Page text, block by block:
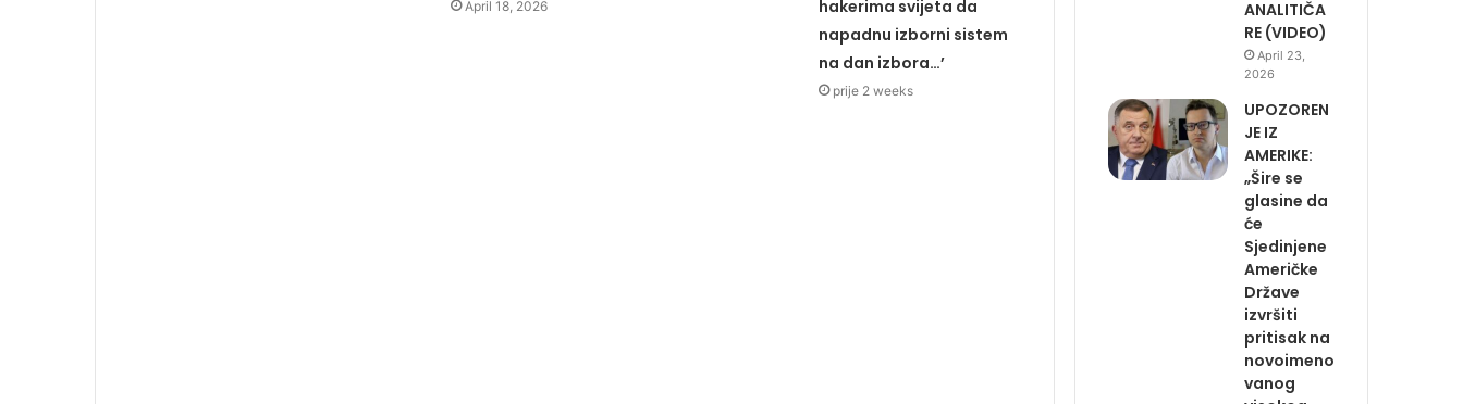
April 18, 2026
hakerima svijeta da
napadnu izborni sistem
na dan izbora…’
prije 2 weeks
ANALITIČA
RE (VIDEO)
April 23,
2026
UPOZOREN
JE IZ
AMERIKE:
„Šire se
glasine da
će
Sjedinjene
Američke
Države
izvršiti
pritisak na
novoimeno
vanog